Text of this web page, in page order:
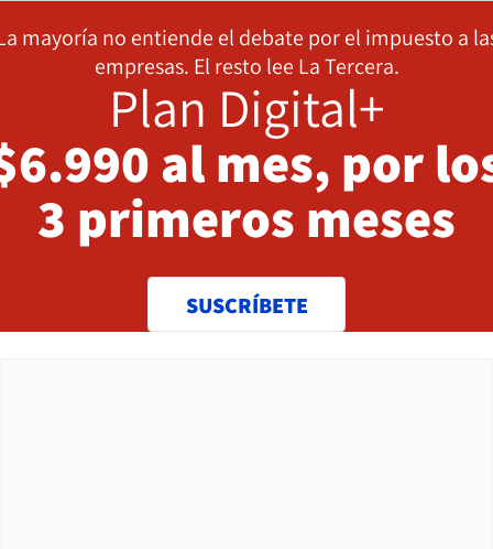
mayoría no entiende el debate por el impuesto a
empresas. El resto lee La Tercera.
Plan Digital+
al mes, por
3 primeros meses
SUSCRÍBETE